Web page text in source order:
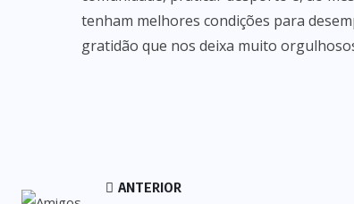
tenham melhores condições para
gratidão que nos deixa muito
ANTERIOR